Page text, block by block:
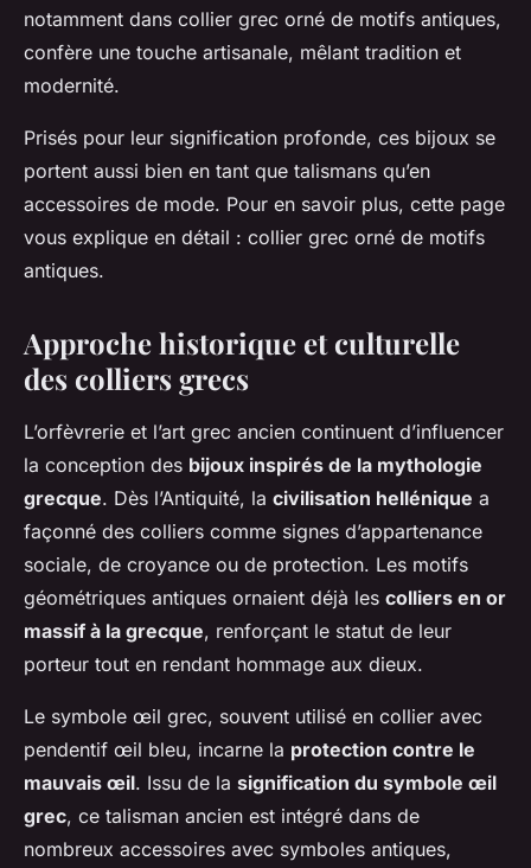
notamment dans collier grec orné de motifs antiques,
confère une touche artisanale, mêlant tradition et
modernité.
Prisés pour leur signification profonde, ces bijoux se
portent aussi bien en tant que talismans qu’en
accessoires de mode. Pour en savoir plus, cette page
vous explique en détail : collier grec orné de motifs
antiques.
Approche historique et culturelle
des colliers grecs
L’orfèvrerie et l’art grec ancien continuent d’influencer
la conception des bijoux inspirés de la mythologie
grecque. Dès l’Antiquité, la civilisation hellénique a
façonné des colliers comme signes d’appartenance
sociale, de croyance ou de protection. Les motifs
géométriques antiques ornaient déjà les colliers en or
massif à la grecque, renforçant le statut de leur
porteur tout en rendant hommage aux dieux.
Le symbole œil grec, souvent utilisé en collier avec
pendentif œil bleu, incarne la protection contre le
mauvais œil. Issu de la signification du symbole œil
grec, ce talisman ancien est intégré dans de
nombreux accessoires avec symboles antiques,